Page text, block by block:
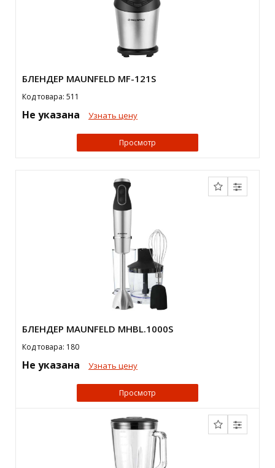
БЛЕНДЕР MAUNFELD MF-121S
Код товара: 511
Не указана Узнать цену
Просмотр
БЛЕНДЕР MAUNFELD MHBL.1000S
Код товара: 180
Не указана Узнать цену
Просмотр